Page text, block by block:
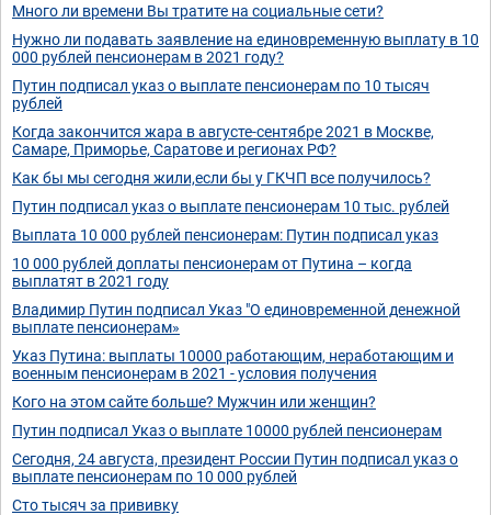
Много ли времени Вы тратите на социальные сети?
Нужно ли подавать заявление на единовременную выплату в 10
000 рублей пенсионерам в 2021 году?
Путин подписал указ о выплате пенсионерам по 10 тысяч
рублей
Когда закончится жара в августе-сентябре 2021 в Москве,
Самаре, Приморье, Саратове и регионах РФ?
Как бы мы сегодня жили,если бы у ГКЧП все получилось?
Путин подписал указ о выплате пенсионерам 10 тыс. рублей
Выплата 10 000 рублей пенсионерам: Путин подписал указ
10 000 рублей доплаты пенсионерам от Путина – когда
выплатят в 2021 году
Владимир Путин подписал Указ "О единовременной денежной
выплате пенсионерам»
Указ Путина: выплаты 10000 работающим, неработающим и
военным пенсионерам в 2021 - условия получения
Кого на этом сайте больше? Мужчин или женщин?
Путин подписал Указ о выплате 10000 рублей пенсионерам
Сегодня, 24 августа, президент России Путин подписал указ о
выплате пенсионерам по 10 000 рублей
Сто тысяч за прививку